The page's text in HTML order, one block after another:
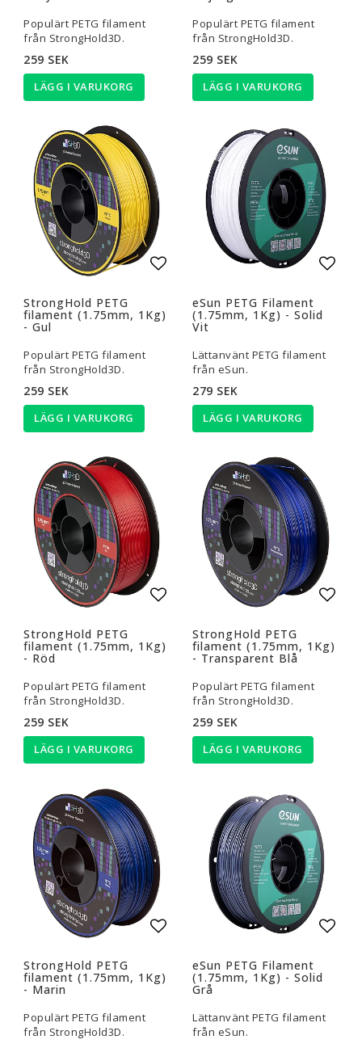
Populärt PETG filament
från StrongHold3D.
259 SEK
LÄGG I VARUKORG
Populärt PETG filament
från StrongHold3D.
259 SEK
LÄGG I VARUKORG
StrongHold PETG
filament (1.75mm, 1Kg)
- Gul
Populärt PETG filament
från StrongHold3D.
259 SEK
LÄGG I VARUKORG
eSun PETG Filament
(1.75mm, 1Kg) - Solid
Vit
Lättanvänt PETG filament
från eSun.
279 SEK
LÄGG I VARUKORG
StrongHold PETG
filament (1.75mm, 1Kg)
- Röd
Populärt PETG filament
från StrongHold3D.
259 SEK
LÄGG I VARUKORG
StrongHold PETG
filament (1.75mm, 1Kg)
- Transparent Blå
Populärt PETG filament
från StrongHold3D.
259 SEK
LÄGG I VARUKORG
StrongHold PETG
filament (1.75mm, 1Kg)
- Marin
Populärt PETG filament
från StrongHold3D.
eSun PETG Filament
(1.75mm, 1Kg) - Solid
Grå
Lättanvänt PETG filament
från eSun.